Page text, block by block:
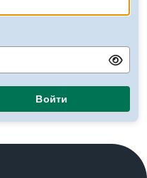
Войти